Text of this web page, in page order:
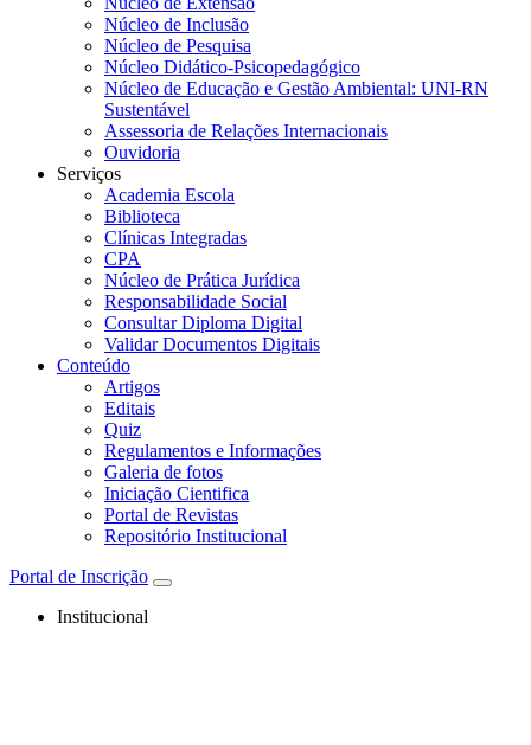
Núcleo de Inclusão
Núcleo de Pesquisa
Núcleo Didático-Psicopedagógico
Núcleo de Educação e Gestão Ambiental: UNI-RN
Sustentável
Assessoria de Relações Internacionais
Ouvidoria
Serviços
Academia Escola
Biblioteca
Clínicas Integradas
CPA
Núcleo de Prática Jurídica
Responsabilidade Social
Consultar Diploma Digital
Validar Documentos Digitais
Conteúdo
Artigos
Editais
Quiz
Regulamentos e Informações
Galeria de fotos
Iniciação Cientifica
Portal de Revistas
Repositório Institucional
Portal de Inscrição
Institucional